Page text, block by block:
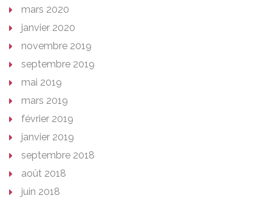
mars 2020
janvier 2020
novembre 2019
septembre 2019
mai 2019
mars 2019
février 2019
janvier 2019
septembre 2018
août 2018
juin 2018